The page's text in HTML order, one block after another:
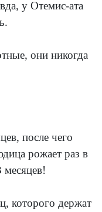
у Отемис-ата
они никогда
после чего
рожает раз в
месяцев!
которого держат